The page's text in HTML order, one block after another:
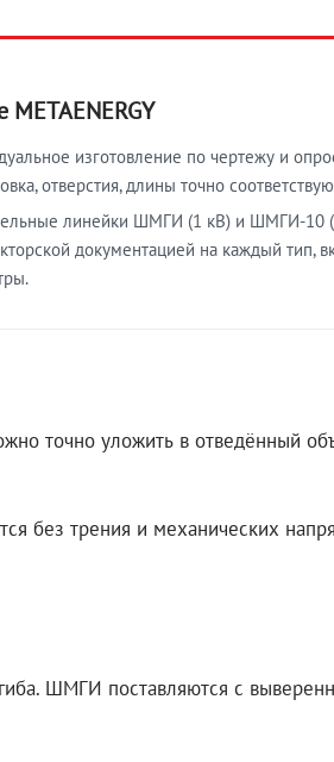
изготовление по чертежу и
отверстия, длины точно
линейки ШМГИ (1 кВ) и ШМГИ-10
документацией на каждый тип,
точно уложить в отведённый
без трения и механических
ШМГИ поставляются с